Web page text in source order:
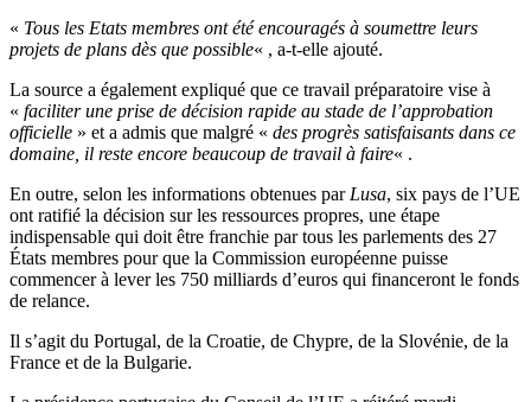
« Tous les Etats membres ont été encouragés à soumettre leurs
projets de plans dès que possible« , a-t-elle ajouté.
La source a également expliqué que ce travail préparatoire vise à
« faciliter une prise de décision rapide au stade de l’approbation
officielle » et a admis que malgré « des progrès satisfaisants dans ce
domaine, il reste encore beaucoup de travail à faire« .
En outre, selon les informations obtenues par Lusa, six pays de l’UE
ont ratifié la décision sur les ressources propres, une étape
indispensable qui doit être franchie par tous les parlements des 27
États membres pour que la Commission européenne puisse
commencer à lever les 750 milliards d’euros qui financeront le fonds
de relance.
Il s’agit du Portugal, de la Croatie, de Chypre, de la Slovénie, de la
France et de la Bulgarie.